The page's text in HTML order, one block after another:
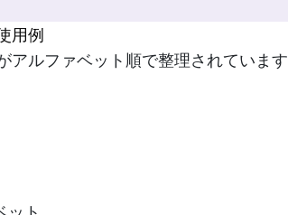
用例
アルファベット順で整理されていま